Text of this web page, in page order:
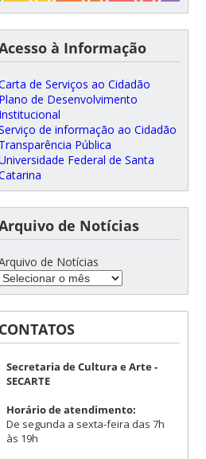
à Informação
de Serviços ao Cidadão
Plano de Desenvolvimento
Institucional
de informação ao Cidadão
Transparência Pública
Federal de Santa
de Notícias
de Notícias
CONTATOS
Secretaria de Cultura e Arte -
SECARTE
Horário de atendimento:
De segunda a sexta-feira das 7h
às 19h